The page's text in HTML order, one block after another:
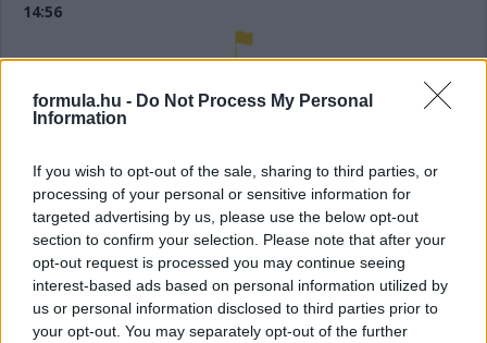
formula.hu - Do Not Process My Personal
Information
If you wish to opt-out of the sale, sharing to third parties, or
processing of your personal or sensitive information for
targeted advertising by us, please use the below opt-out
section to confirm your selection. Please note that after your
opt-out request is processed you may continue seeing
interest-based ads based on personal information utilized by
us or personal information disclosed to third parties prior to
your opt-out. You may separately opt-out of the further
14:56
sikánon, és elhagyta a diffúzorát! Aztán újabb darabok esnek
le az autóról, aminek elment a fékje a kritikus pillanatban a
14:53
A hátsó gumikat le tudták ugyan cserélni, de megint
ugrálni kellett az autón, mert az emelő, az bizony továbbra
sem működik rendesen.
14:53